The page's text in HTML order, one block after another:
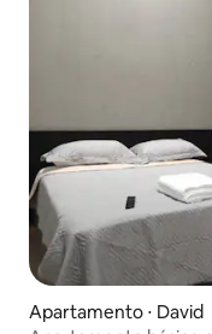
Apartamento ⋅ David